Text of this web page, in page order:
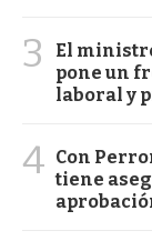
3
El
pone un
laboral y
4 Con
tiene